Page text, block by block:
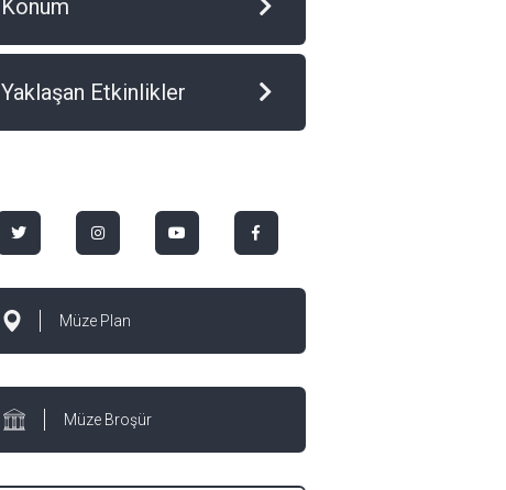
Konum
Yaklaşan Etkinlikler
Müze Plan
Müze Broşür